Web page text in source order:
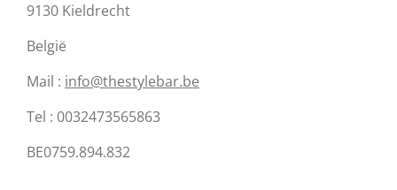
9130 Kieldrecht
België
Mail : info@thestylebar.be
Tel : 0032473565863
BE0759.894.832